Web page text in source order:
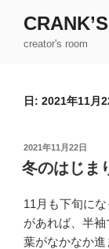
creator's room
日: 2021年11月
投
稿
日:
2021年11月22日
冬のはじま
11月も下旬に
があれば、半
葉がなかなか